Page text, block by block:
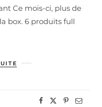
Ce mois-ci, plus de
box. 6 produits full